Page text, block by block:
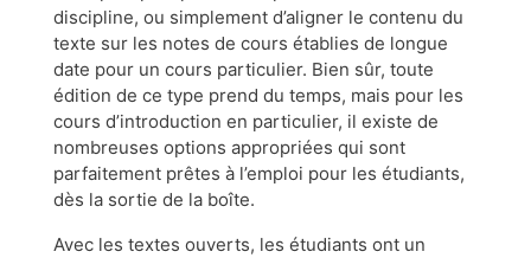
discipline, ou simplement d’aligner le contenu du
texte sur les notes de cours établies de longue
date pour un cours particulier. Bien sûr, toute
édition de ce type prend du temps, mais pour les
cours d’introduction en particulier, il existe de
nombreuses options appropriées qui sont
parfaitement prêtes à l’emploi pour les étudiants,
dès la sortie de la boîte.
Avec les textes ouverts, les étudiants ont un